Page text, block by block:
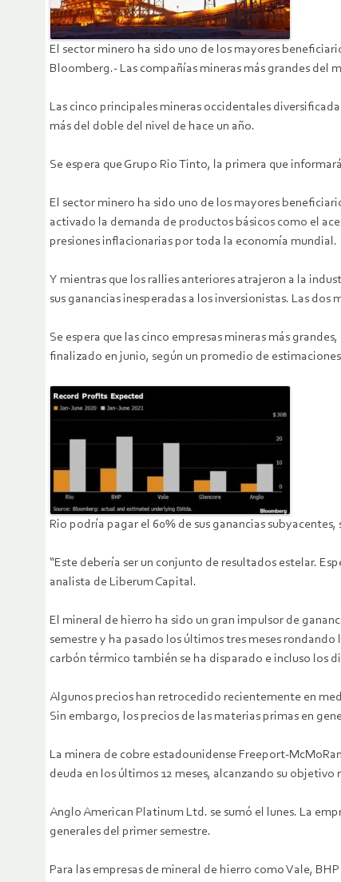
El sector minero ha sido uno de los mayores
Bloomberg.- Las compañías mineras más grandes del
Las cinco principales mineras occidentales
más del doble del nivel de hace un año.
Se espera que Grupo Rio Tinto, la primera que
El sector minero ha sido uno de los mayores
activado la demanda de productos básicos como el
presiones inflacionarias por toda la economía mundial.
Y mientras que los rallies anteriores atrajeron a la
sus ganancias inesperadas a los inversionistas. Las
Se espera que las cinco empresas mineras más
finalizado en junio, según un promedio de
Rio podría pagar el 60% de sus ganancias
“Este debería ser un conjunto de resultados estelar.
analista de Liberum Capital.
El mineral de hierro ha sido un gran impulsor de
semestre y ha pasado los últimos tres meses
carbón térmico también se ha disparado e incluso los
Algunos precios han retrocedido recientemente en
Sin embargo, los precios de las materias primas en
La minera de cobre estadounidense Freeport-
deuda en los últimos 12 meses, alcanzando su
Anglo American Platinum Ltd. se sumó el lunes. La
generales del primer semestre.
Para las empresas de mineral de hierro como Vale,